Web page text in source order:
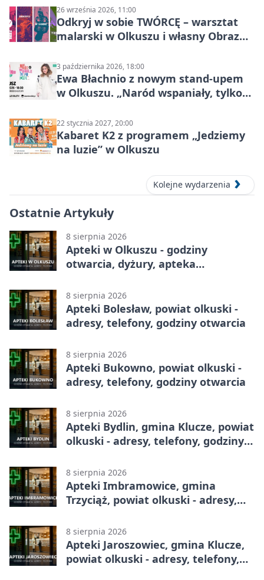
26 września 2026, 11:00
Odkryj w sobie TWÓRCĘ – warsztat
malarski w Olkuszu i własny Obraz
3 października 2026, 18:00
Ewa Błachnio z nowym stand-upem
w Olkuszu. „Naród wspaniały, tylko
22 stycznia 2027, 20:00
Kabaret K2 z programem „Jedziemy
na luzie” w Olkuszu
Kolejne wydarzenia
Ostatnie Artykuły
8 sierpnia 2026
Apteki w Olkuszu - godziny
otwarcia, dyżury, apteka
8 sierpnia 2026
Apteki Bolesław, powiat olkuski -
adresy, telefony, godziny otwarcia
8 sierpnia 2026
Apteki Bukowno, powiat olkuski -
adresy, telefony, godziny otwarcia
8 sierpnia 2026
Apteki Bydlin, gmina Klucze, powiat
olkuski - adresy, telefony, godziny
8 sierpnia 2026
Apteki Imbramowice, gmina
Trzyciąż, powiat olkuski - adresy,
8 sierpnia 2026
Apteki Jaroszowiec, gmina Klucze,
powiat olkuski - adresy, telefony,